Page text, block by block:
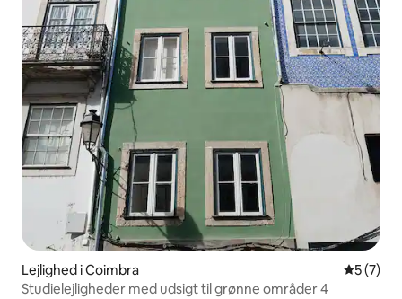
Lejlighed i Coimbra 5 ud af 5
5 (7)
Studielejligheder med udsigt til grønne områder 4